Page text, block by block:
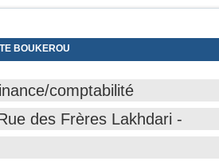
BOUKEROU
comptabilité
des Frères Lakhdari -